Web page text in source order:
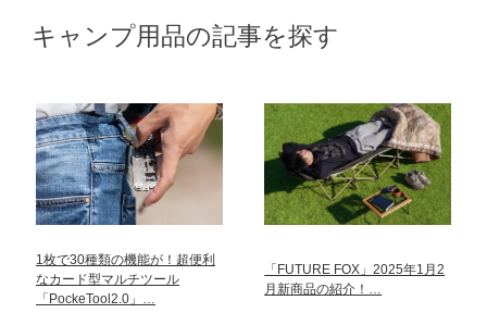
キャンプ用品の記事を探す
1枚で30種類の機能が！超便利
なカード型マルチツール
「PockeTool2.0」…
「FUTURE FOX」2025年1月2
月新商品の紹介！…